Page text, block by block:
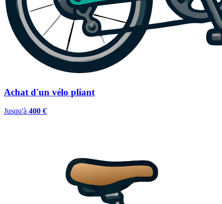
Achat d'un vélo pliant
Jusqu'à 400 €